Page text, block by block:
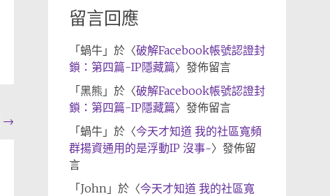
→
留言回應
「 蝸牛」於〈破解Facebook帳號認證封
鎖：第四篇-IP隱藏篇〉發佈留言
「 黑熊 」於〈破解Facebook帳號認證封
鎖：第四篇-IP隱藏篇〉發佈留言
「 蝸牛」於〈今天才知道 我的社區寬頻
群揚資通用的是浮動IP 沒事~〉發佈留
言
「 John」於〈今天才知道 我的社區寬